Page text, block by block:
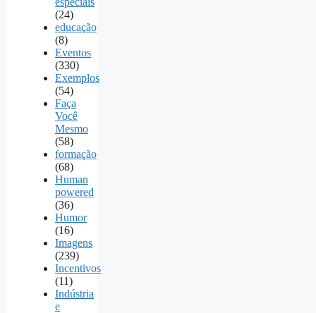
(24)
educação
(8)
Eventos
(330)
Exemplos
(54)
Faça
Você
Mesmo
(58)
formação
(68)
Human
powered
(36)
Humor
(16)
Imagens
(239)
Incentivos
(11)
Indústria
e